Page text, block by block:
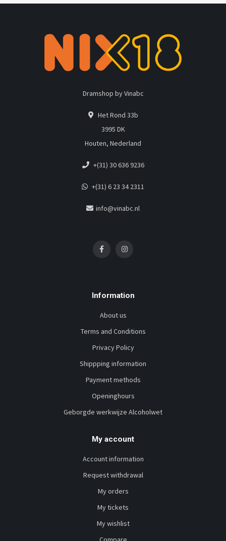
Dramshop by Vinabc
Het Rond 33b
3995 DK
Houten, Nederland
+(31) 30 636 9236
+(31) 6 23 34 2311
info@vinabc.nl
Information
About us
Terms and Conditions
Privacy Policy
Shippping information
Payment methods
Openinghours
Geborgde werkwijze Alcoholwet
My account
Account information
Request withdrawal
My orders
My tickets
My wishlist